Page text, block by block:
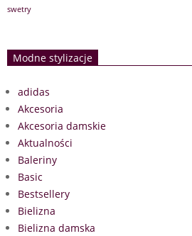
swetry
Modne stylizacje
adidas
Akcesoria
Akcesoria damskie
Aktualności
Baleriny
Basic
Bestsellery
Bielizna
Bielizna damska